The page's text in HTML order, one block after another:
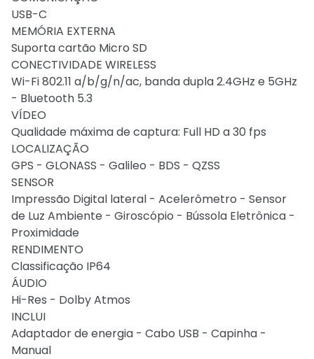
USB-C
MEMÓRIA EXTERNA
Suporta cartão Micro SD
CONECTIVIDADE WIRELESS
Wi-Fi 802.11 a/b/g/n/ac, banda dupla 2.4GHz e 5GHz
- Bluetooth 5.3
VÍDEO
Qualidade máxima de captura: Full HD a 30 fps
LOCALIZAÇÃO
GPS - GLONASS - Galileo - BDS - QZSS
SENSOR
Impressão Digital lateral - Acelerômetro - Sensor
de Luz Ambiente - Giroscópio - Bússola Eletrônica -
Proximidade
RENDIMENTO
Classificação IP64
ÁUDIO
Hi-Res - Dolby Atmos
INCLUI
Adaptador de energia - Cabo USB - Capinha -
Manual